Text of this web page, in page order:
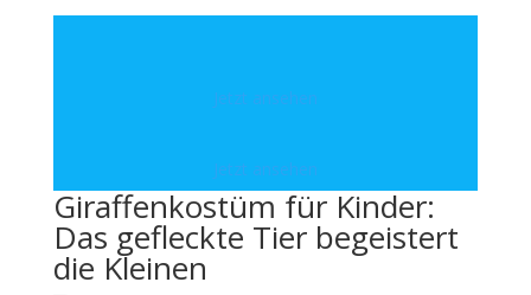
Jetzt ansehen
Jetzt ansehen
Giraffenkostüm für Kinder:
Das gefleckte Tier begeistert
die Kleinen